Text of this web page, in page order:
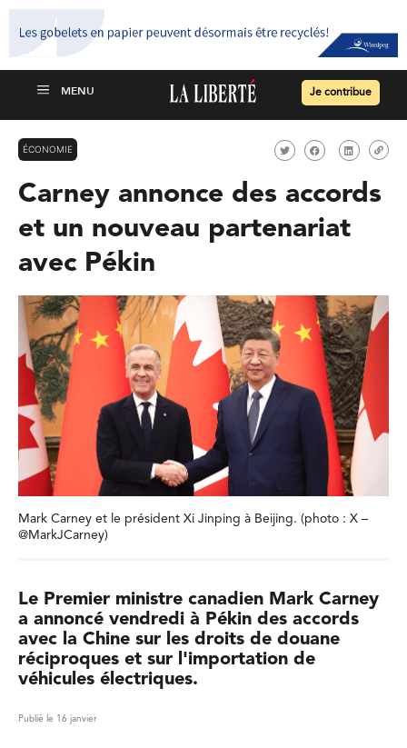
Je contribue
ÉCONOMIE
Carney annonce des accords
et un nouveau partenariat
avec Pékin
Mark Carney et le président Xi Jinping à Beijing. (photo : X –
@MarkJCarney)
Le Premier ministre canadien Mark Carney
a annoncé vendredi à Pékin des accords
avec la Chine sur les droits de douane
réciproques et sur l'importation de
véhicules électriques.
Publié le 16 janvier